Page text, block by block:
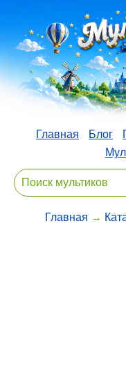
Главная Блог
Главная →